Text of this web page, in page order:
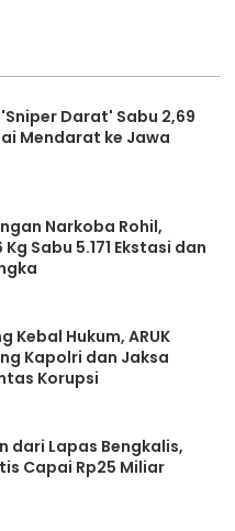
Darat' Sabu 2,69
Mendarat ke Jawa
Narkoba Rohil,
Sabu 5.171 Ekstasi dan
Kebal Hukum, ARUK
Kapolri dan Jaksa
Korupsi
dari Lapas Bengkalis,
Capai Rp25 Miliar